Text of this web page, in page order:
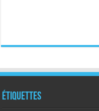
Étiquettes